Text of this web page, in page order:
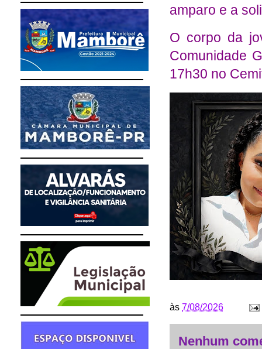
amparo e a
O corpo da
Comunidade
17h30 no
às 7/08/2026
Nenhum